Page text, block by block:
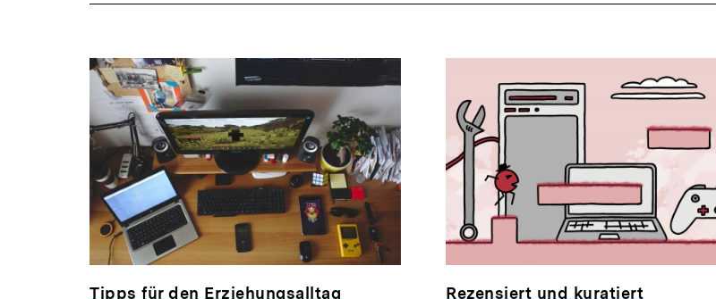
Tipps für den Erziehungsalltag Rezensiert und kuratiert